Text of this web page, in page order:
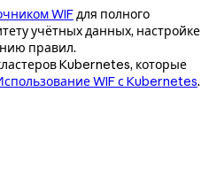
WIFдля полного
учётных данных, настройке
правил.
Kubernetes, которые
WIF с Kubernetes.